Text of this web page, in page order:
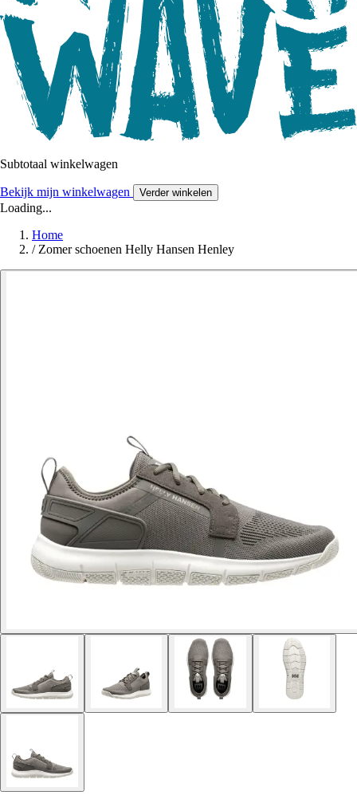
Subtotaal winkelwagen
Bekijk mijn winkelwagen Verder winkelen
Loading...
Home
/ Zomer schoenen Helly Hansen Henley